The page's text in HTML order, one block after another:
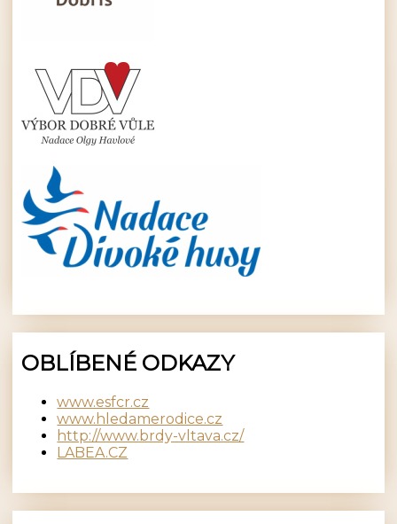
OBLÍBENÉ ODKAZY
www.esfcr.cz
www.hledamerodice.cz
http://www.brdy-vltava.cz/
LABEA.CZ